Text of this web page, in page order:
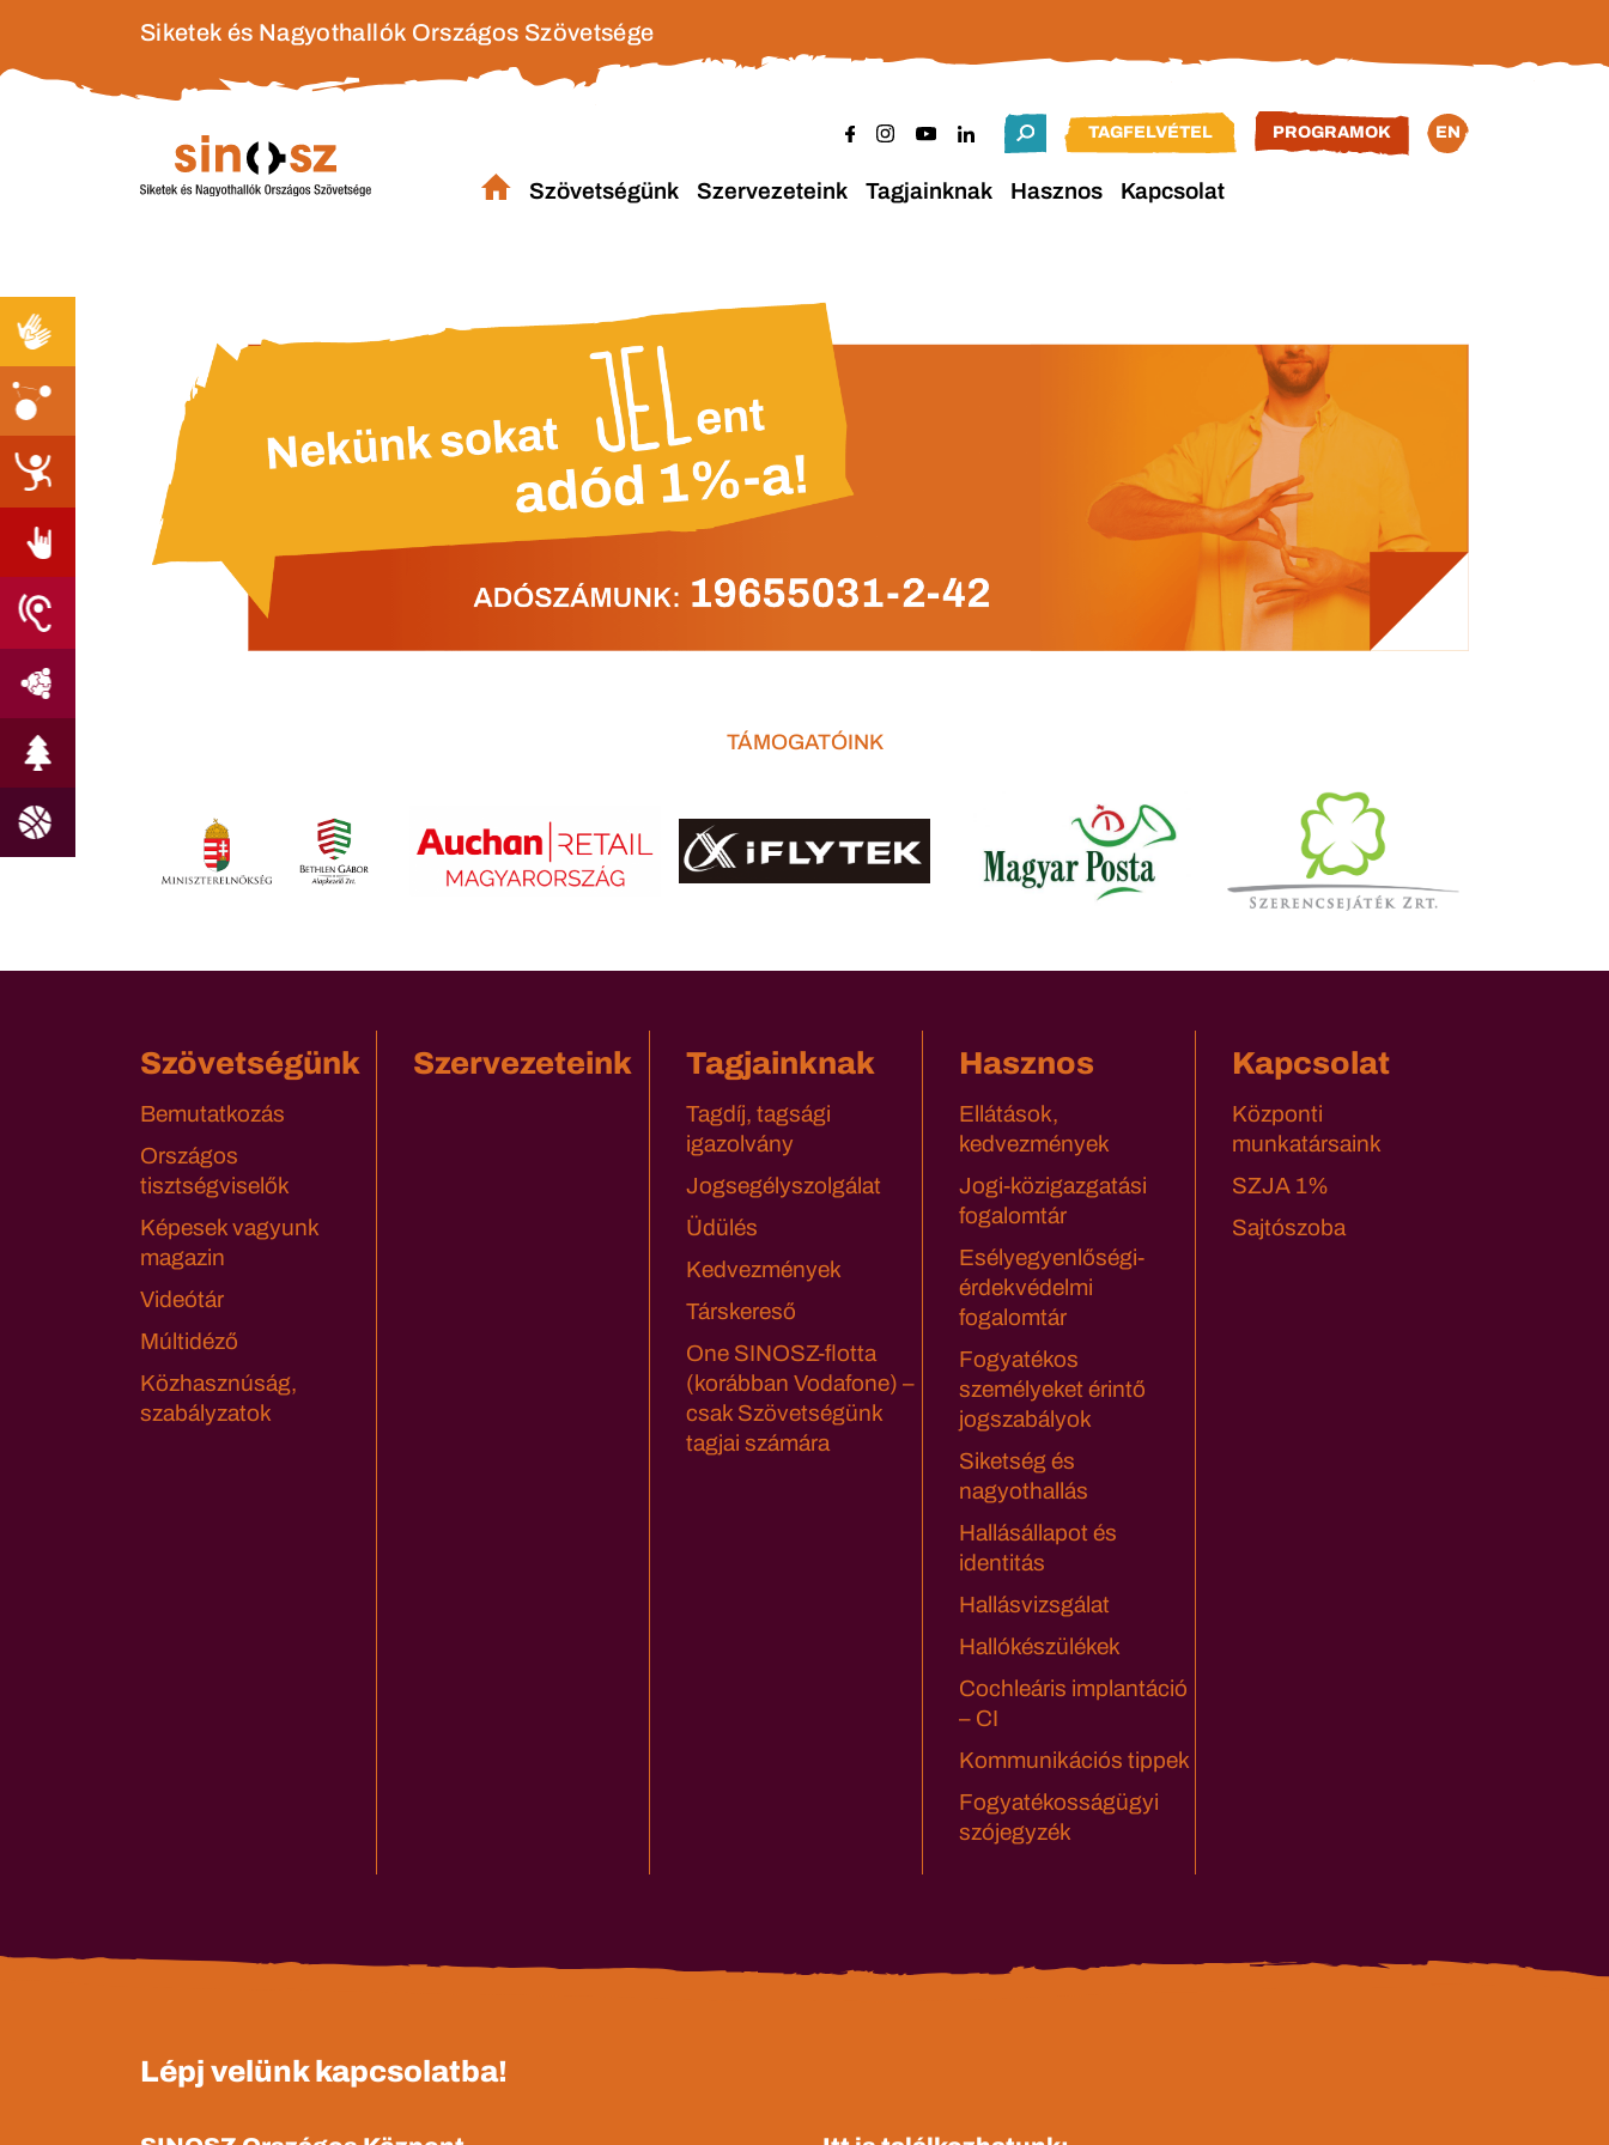
Siketek és Nagyothallók Országos Szövetsége
TAGFELVÉTEL PROGRAMOK EN
Szövetségünk Szervezeteink Tagjainknak Hasznos Kapcsolat
TÁMOGATÓINK
Szövetségünk
Bemutatkozás
Országos
tisztségviselők
Képesek vagyunk
magazin
Videótár
Múltidéző
Közhasznúság,
szabályzatok
Szervezeteink Tagjainknak
Tagdíj, tagsági
igazolvány
Jogsegélyszolgálat
Üdülés
Kedvezmények
Társkereső
One SINOSZ-flotta
(korábban Vodafone) –
csak Szövetségünk
tagjai számára
Hasznos
Ellátások,
kedvezmények
Jogi-közigazgatási
fogalomtár
Esélyegyenlőségi-
érdekvédelmi
fogalomtár
Fogyatékos
személyeket érintő
jogszabályok
Siketség és
nagyothallás
Hallásállapot és
identitás
Hallásvizsgálat
Hallókészülékek
Cochleáris implantáció
– CI
Kommunikációs tippek
Fogyatékosságügyi
szójegyzék
Kapcsolat
Központi
munkatársaink
SZJA 1%
Sajtószoba
Lépj velünk kapcsolatba!